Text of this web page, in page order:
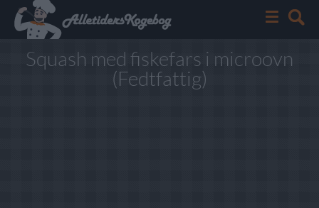
Squash med fiskefars i microovn
(Fedtfattig)